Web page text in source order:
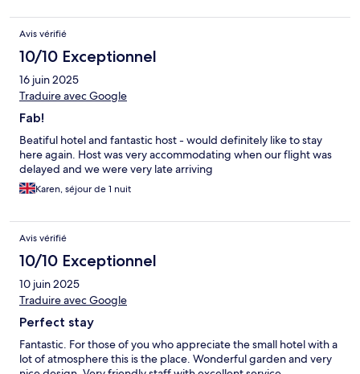
Avis vérifié
10/10 Exceptionnel
16 juin 2025
Traduire avec Google
Fab!
Beatiful hotel and fantastic host - would definitely like to stay
here again. Host was very accommodating when our flight was
delayed and we were very late arriving
Karen, séjour de 1 nuit
Avis vérifié
10/10 Exceptionnel
10 juin 2025
Traduire avec Google
Perfect stay
Fantastic. For those of you who appreciate the small hotel with a
lot of atmosphere this is the place. Wonderful garden and very